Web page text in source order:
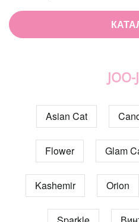
Asian Cat
Flower Glam
Kashemir Orion